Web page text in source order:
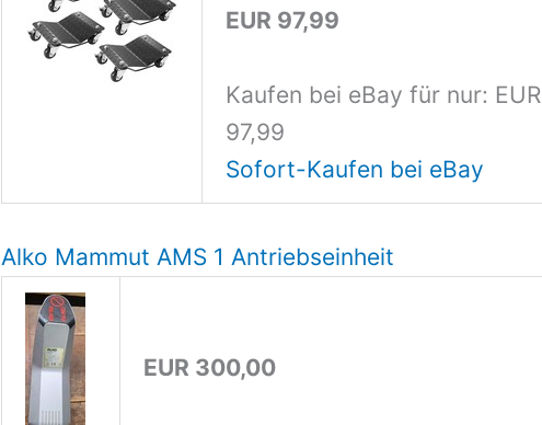
EUR 97,99
Kaufen bei eBay für nur: EUR
97,99
Sofort-Kaufen bei eBay
Alko Mammut AMS 1 Antriebseinheit
EUR 300,00